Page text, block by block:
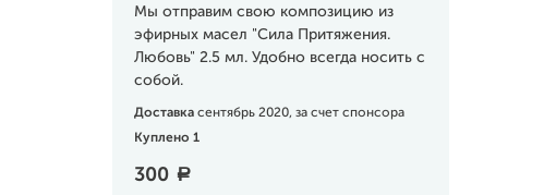
Мы отправим свою композицию из
эфирных масел "Сила Притяжения.
Любовь" 2.5 мл. Удобно всегда носить с
собой.
Доставка сентябрь 2020, за счет спонсора
Куплено 1
300 a